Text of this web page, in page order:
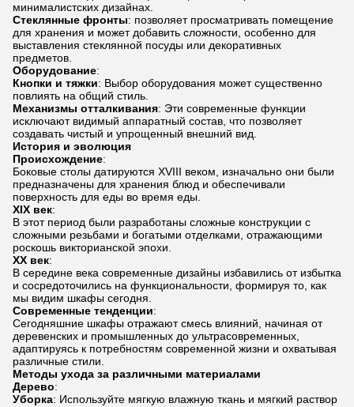
минималистских дизайнах.
Стеклянные фронты: позволяет просматривать помещение
для хранения и может добавить сложности, особенно для
выставления стеклянной посуды или декоративных
предметов.
Оборудование:
Кнопки и тяжки: Выбор оборудования может существенно
повлиять на общий стиль.
Механизмы отталкивания: Эти современные функции
исключают видимый аппаратный состав, что позволяет
создавать чистый и упрощенный внешний вид.
История и эволюция
Происхождение:
Боковые столы датируются XVIII веком, изначально они были
предназначены для хранения блюд и обеспечивали
поверхность для еды во время еды.
XIX век:
В этот период были разработаны сложные конструкции с
сложными резьбами и богатыми отделками, отражающими
роскошь викторианской эпохи.
XX век:
В середине века современные дизайны избавились от избытка
и сосредоточились на функциональности, формируя то, как
мы видим шкафы сегодня.
Современные тенденции:
Сегодняшние шкафы отражают смесь влияний, начиная от
деревенских и промышленных до ультрасовременных,
адаптируясь к потребностям современной жизни и охватывая
различные стили.
Методы ухода за различными материалами
Дерево:
Уборка: Используйте мягкую влажную ткань и мягкий раствор